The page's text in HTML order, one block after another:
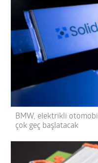
BMW, elektrikli
çok geç başlatacak